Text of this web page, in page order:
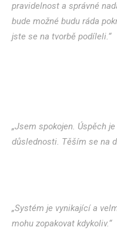
pravidelnost a správné
bude možné budu ráda
jste se na tvorbě podíleli.“
„Jsem spokojen. Úspěch
důslednosti. Těším se na
„Systém je vynikající a
mohu zopakovat kdykoliv.“